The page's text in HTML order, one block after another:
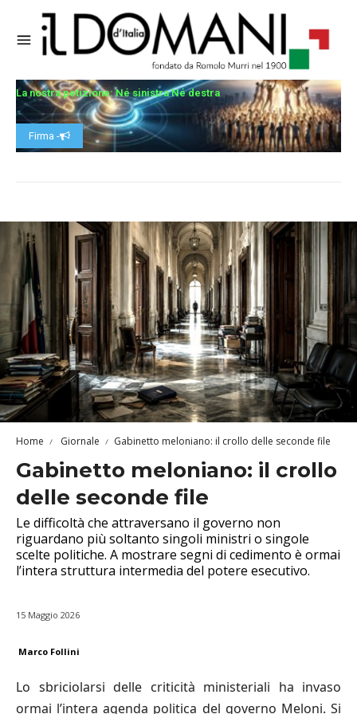
La nostra petizione: Né sinistra Né destra
Firma -
Home Giornale Gabinetto meloniano: il crollo delle seconde file
Gabinetto meloniano: il crollo
delle seconde file
Le difficoltà che attraversano il governo non
riguardano più soltanto singoli ministri o singole
scelte politiche. A mostrare segni di cedimento è ormai
l’intera struttura intermedia del potere esecutivo.
15 Maggio 2026
Marco Follini
Lo sbriciolarsi delle criticità ministeriali ha invaso
ormai l’intera agenda politica del governo Meloni. Si